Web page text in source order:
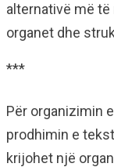
alternativë më
organet dhe
***
Për organizimin
prodhimin e
krijohet një